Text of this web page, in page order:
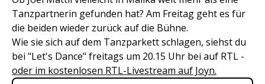
Tanzpartnerin gefunden hat? Am Freitag geht es für
die beiden wieder zurück auf die Bühne.
Wie sie sich auf dem Tanzparkett schlagen, siehst du
bei "Let's Dance" freitags um 20.15 Uhr bei auf RTL -
oder im kostenlosen RTL-Livestream auf Joyn.